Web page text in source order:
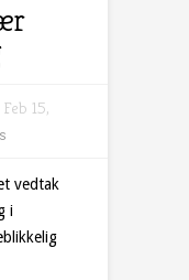
15,
vedtak
i